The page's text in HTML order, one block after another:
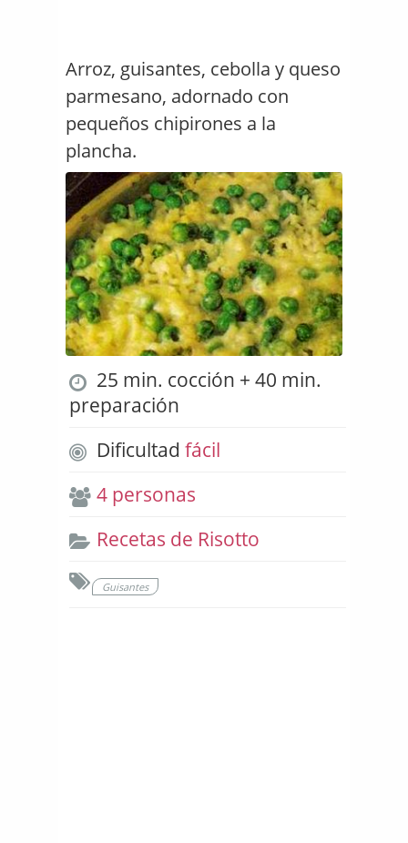
Arroz, guisantes, cebolla y queso
parmesano, adornado con
pequeños chipirones a la
plancha.
25 min. cocción + 40 min.
preparación
Dificultad fácil
4 personas
Recetas de Risotto
Guisantes